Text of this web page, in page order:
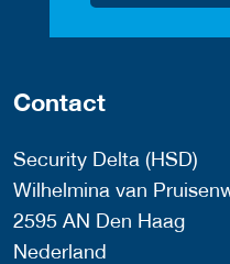
Contact
Security Delta (HSD)
Wilhelmina van
2595 AN Den Haag
Nederland